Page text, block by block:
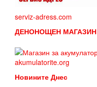
serviz-adress.com
ДЕНОНОЩЕН
akumulatorite.org
Новините Днес